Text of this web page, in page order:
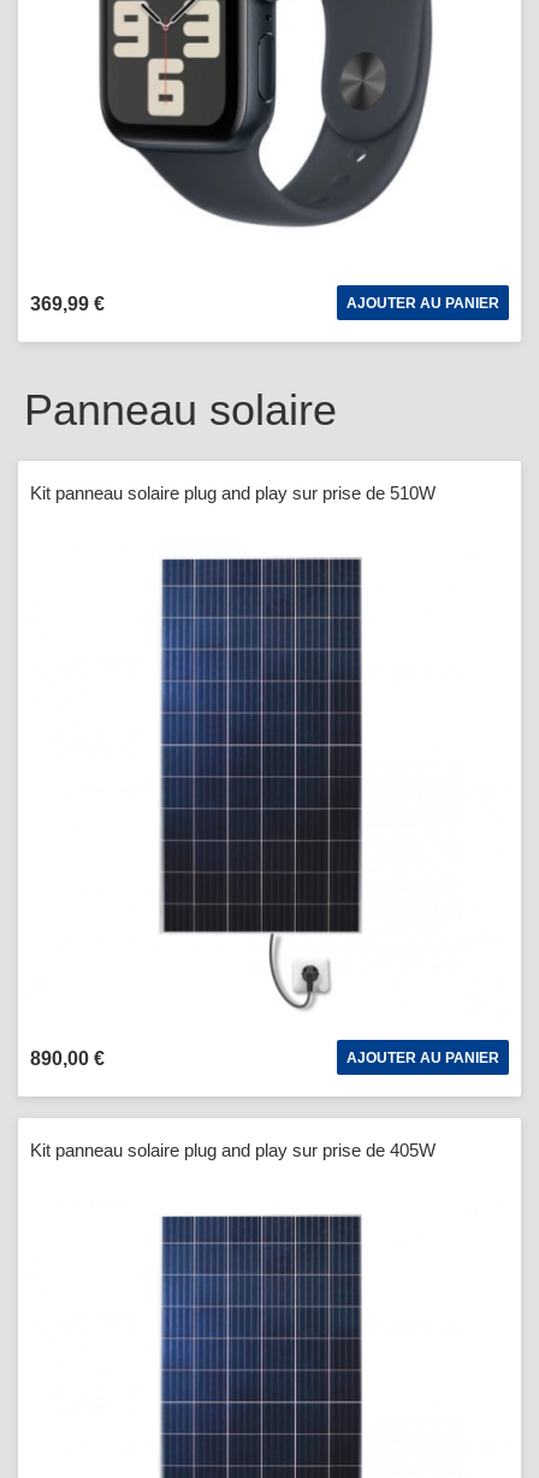
369,99 € AJOUTER AU PANIER
Panneau solaire
Kit panneau solaire plug and play sur prise de 510W
890,00 € AJOUTER AU PANIER
Kit panneau solaire plug and play sur prise de 405W